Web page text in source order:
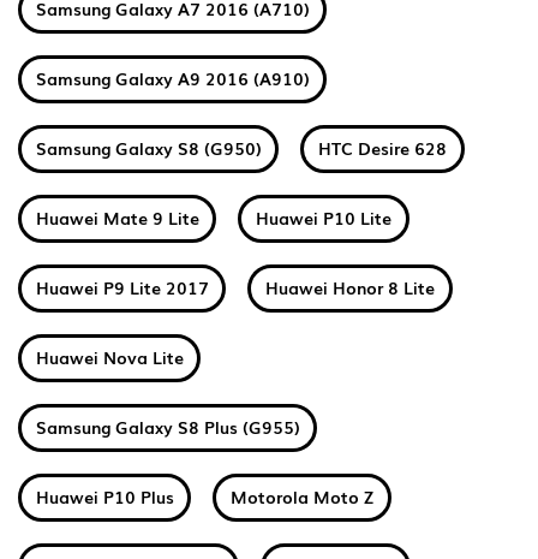
Samsung Galaxy A7 2016 (A710)
Samsung Galaxy A9 2016 (A910)
Samsung Galaxy S8 (G950) HTC Desire 628
Huawei Mate 9 Lite Huawei P10 Lite
Huawei P9 Lite 2017 Huawei Honor 8 Lite
Huawei Nova Lite
Samsung Galaxy S8 Plus (G955)
Huawei P10 Plus Motorola Moto Z